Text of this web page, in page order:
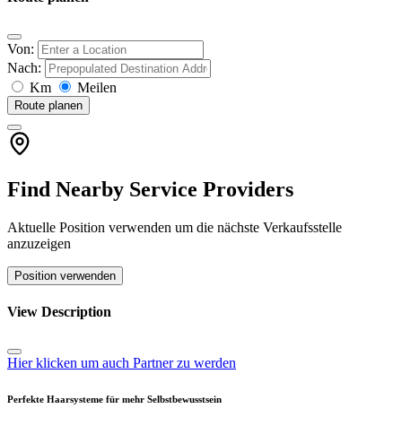
Von:
Nach:
Km
Meilen
Route planen
Find Nearby Service Providers
Aktuelle Position verwenden um die nächste Verkaufsstelle
anzuzeigen
Position verwenden
View Description
Hier klicken um auch Partner zu werden
Perfekte Haarsysteme für mehr Selbstbewusstsein